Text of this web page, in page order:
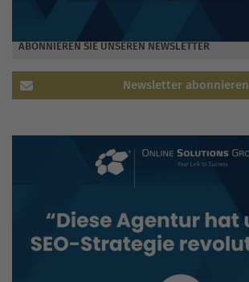
ABONNIEREN SIE UNSEREN NEWSLETTER
Newsletter abonnieren